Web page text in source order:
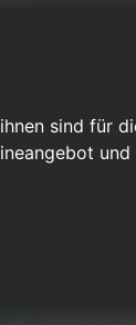
sind für